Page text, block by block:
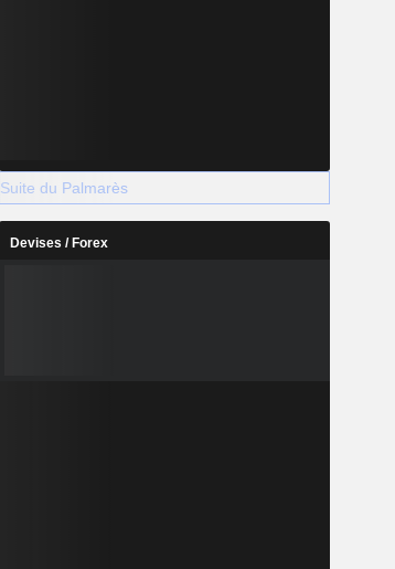
Suite du Palmarès
Devises / Forex